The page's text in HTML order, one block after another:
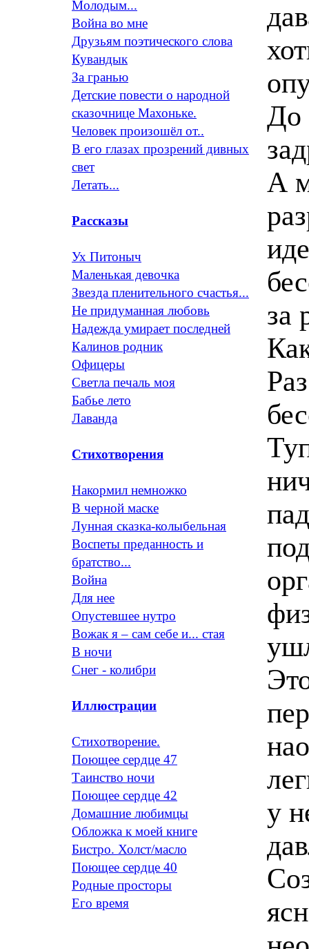
Молодым...
Война во мне
Друзьям поэтического слова
Кувандык
За гранью
Детские повести о народной
сказочнице Махоньке.
Человек произошёл от..
В его глазах прозрений дивных
свет
Летать...
Рассказы
Ух Питоныч
Маленькая девочка
Звезда пленительного счастья...
Не придуманная любовь
Надежда умирает последней
Калинов родник
Офицеры
Светла печаль моя
Бабье лето
Лаванда
Стихотворения
Накормил немножко
В черной маске
Лунная сказка-колыбельная
Воспеты преданность и
братство...
Война
Для нее
Опустевшее нутро
Вожак я – сам себе и... стая
В ночи
Снег - колибри
Иллюстрации
Стихотворение.
Поющее сердце 47
Таинство ночи
Поющее сердце 42
Домашние любимцы
Обложка к моей книге
Бистро. Холст/масло
Поющее сердце 40
Родные просторы
Его время
До
А
за
у